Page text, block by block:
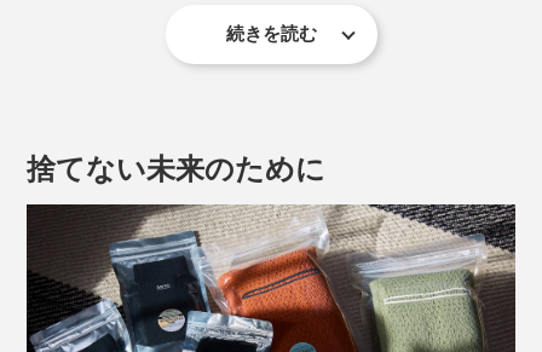
生地を切って縫い合わせたものではなく、１本の糸で立
体的に編まれたホールガーメントニット。足ぐりにも脇
にも縫い目がないため、ゴロつきがなく、肌に食い込む
海岸線から山頂を目指す「SEA TO SUMMIT」という方
続きを読む
捨てない未来のために